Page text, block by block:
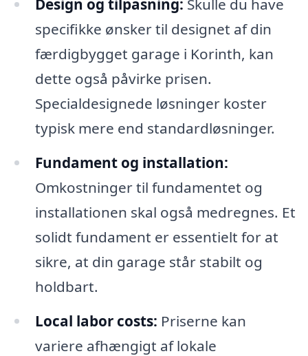
Design og tilpasning: Skulle du have
specifikke ønsker til designet af din
færdigbygget garage i Korinth, kan
dette også påvirke prisen.
Specialdesignede løsninger koster
typisk mere end standardløsninger.
Fundament og installation:
Omkostninger til fundamentet og
installationen skal også medregnes. Et
solidt fundament er essentielt for at
sikre, at din garage står stabilt og
holdbart.
Local labor costs: Priserne kan
variere afhængigt af lokale